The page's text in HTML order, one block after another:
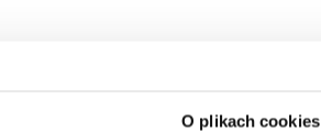
O plikach cookies